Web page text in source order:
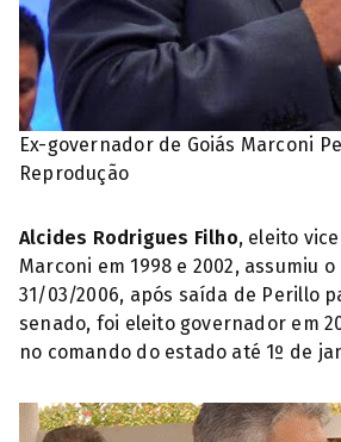
Ex-governador de Goiás Marconi
Reprodução
Alcides Rodrigues Filho, eleito
Marconi em 1998 e 2002, assumiu
31/03/2006, após saída de Perillo
senado, foi eleito governador em
no comando do estado até 1º de